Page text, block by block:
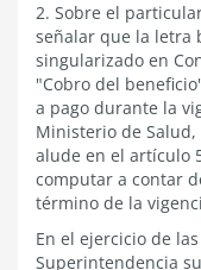
2. Sobre el
señalar que la letra
singularizado en
"Cobro del
a pago durante la
Ministerio de Salud,
alude en el artículo
computar a contar
término de la
En el ejercicio de
Superintendencia